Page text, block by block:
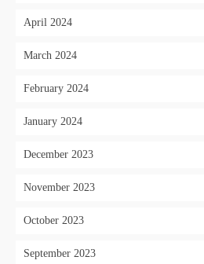
April 2024
March 2024
February 2024
January 2024
December 2023
November 2023
October 2023
September 2023